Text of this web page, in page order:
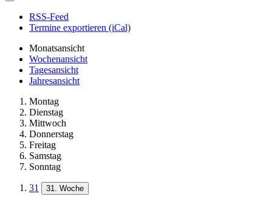
RSS-Feed
Termine exportieren (iCal)
Monatsansicht
Wochenansicht
Tagesansicht
Jahresansicht
Montag
Dienstag
Mittwoch
Donnerstag
Freitag
Samstag
Sonntag
31 31. Woche